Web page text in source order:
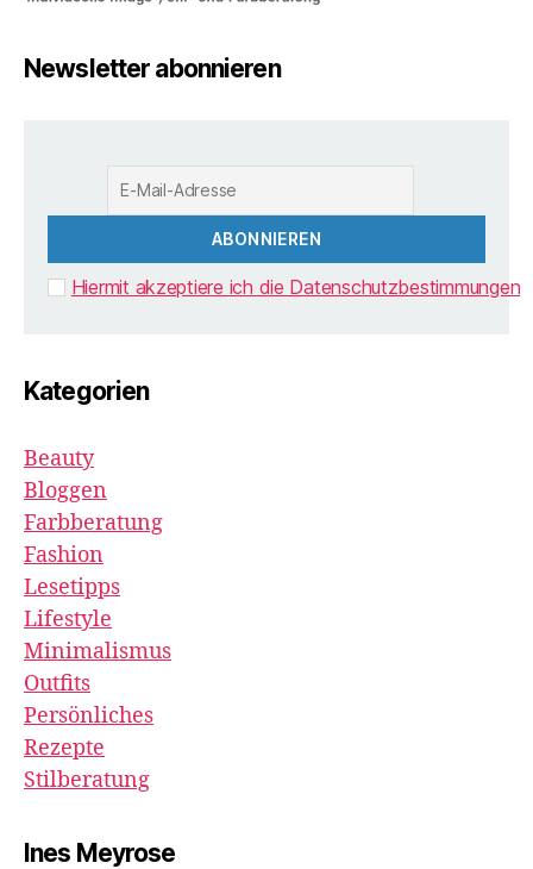
Newsletter abonnieren
Hiermit akzeptiere ich die Datenschutzbestimmungen
Kategorien
Beauty
Bloggen
Farbberatung
Fashion
Lesetipps
Lifestyle
Minimalismus
Outfits
Persönliches
Rezepte
Stilberatung
Ines Meyrose